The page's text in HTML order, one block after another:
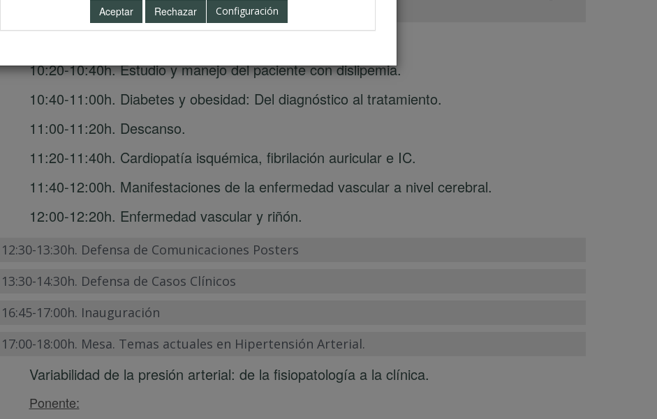
Configuración
10:20-10:40h. Estudio y manejo del paciente con dislipemia.
10:40-11:00h. Diabetes y obesidad: Del diagnóstico al tratamiento.
11:00-11:20h. Descanso.
11:20-11:40h. Cardiopatía isquémica, fibrilación auricular e IC.
11:40-12:00h. Manifestaciones de la enfermedad vascular a nivel cerebral.
12:00-12:20h. Enfermedad vascular y riñón.
12:30-13:30h. Defensa de Comunicaciones Posters
13:30-14:30h. Defensa de Casos Clínicos
16:45-17:00h. Inauguración
17:00-18:00h. Mesa. Temas actuales en Hipertensión Arterial.
Variabilidad de la presión arterial: de la fisiopatología a la clínica.
Ponente: